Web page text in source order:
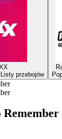
przebojów
Remember